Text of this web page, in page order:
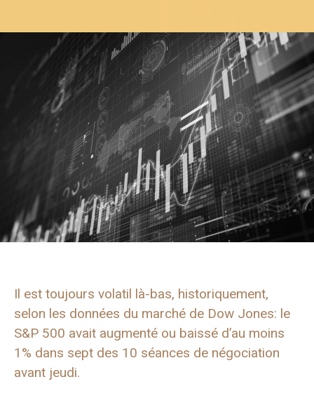
Il est toujours volatil là-bas, historiquement,
selon les données du marché de Dow Jones: le
S&P 500 avait augmenté ou baissé d’au moins
1% dans sept des 10 séances de négociation
avant jeudi.